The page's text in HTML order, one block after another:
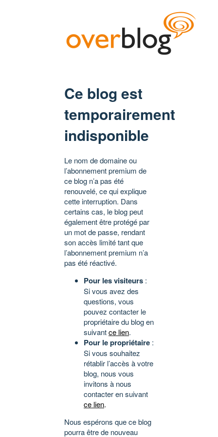
Ce blog est
temporairement
indisponible
Le nom de domaine ou
l’abonnement premium de
ce blog n’a pas été
renouvelé, ce qui explique
cette interruption. Dans
certains cas, le blog peut
également être protégé par
un mot de passe, rendant
son accès limité tant que
l’abonnement premium n’a
pas été réactivé.
Pour les visiteurs :
Si vous avez des
questions, vous
pouvez contacter le
propriétaire du blog en
suivantce lien.
Pour le propriétaire :
Si vous souhaitez
rétablir l’accès à votre
blog, nous vous
invitons à nous
contacter en suivant
ce lien.
Nous espérons que ce blog
pourra être de nouveau